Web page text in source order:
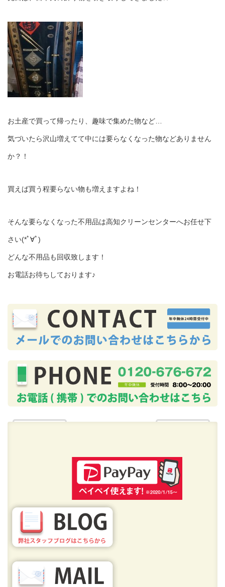
お土産で買って帰ったり、趣味で集めた物など…
気づいたら沢山増えてて中には要らなくなった物などありません
か？！
買えば買う程要らない物も増えますよね！
そんな要らなくなった不用品は高知クリーンセンターへお任せ下
さい(*ﾟ∀ﾟ)
どんな不用品も回収致します！
お電話お待ちしております♪